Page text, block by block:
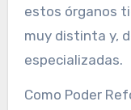
estos órganos
muy distinta y,
especializadas.
Como Poder